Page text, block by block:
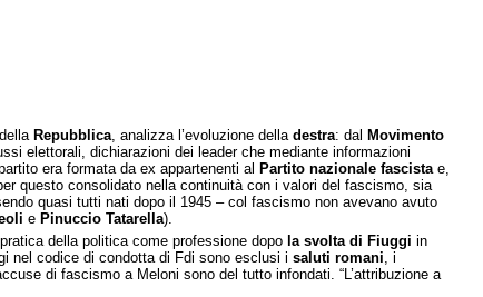
Repubblica, analizza l’evoluzione della destra: dal Movimento
elettorali, dichiarazioni dei leader che mediante informazioni
era formata da ex appartenenti al Partito nazionale fascistae,
questo consolidato nella continuità con i valori del fascismo, sia
quasi tutti nati dopo il 1945 – col fascismo non avevano avuto
e Pinuccio Tatarella).
della politica come professione dopo la svolta di Fiuggi in
nel codice di condotta di Fdi sono esclusi i saluti romani, i
di fascismo a Meloni sono del tutto infondati. “L’attribuzione a